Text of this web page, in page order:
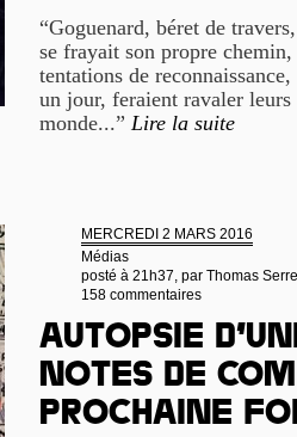
“Goguenard, béret de
se frayait son propre
tentations de
un jour, feraient ravaler
monde...” Lire la suite
MERCREDI 2 MARS 2016
Médias
posté à 21h37, par Thomas
158 commentaires
Autopsie
notes de
prochaine